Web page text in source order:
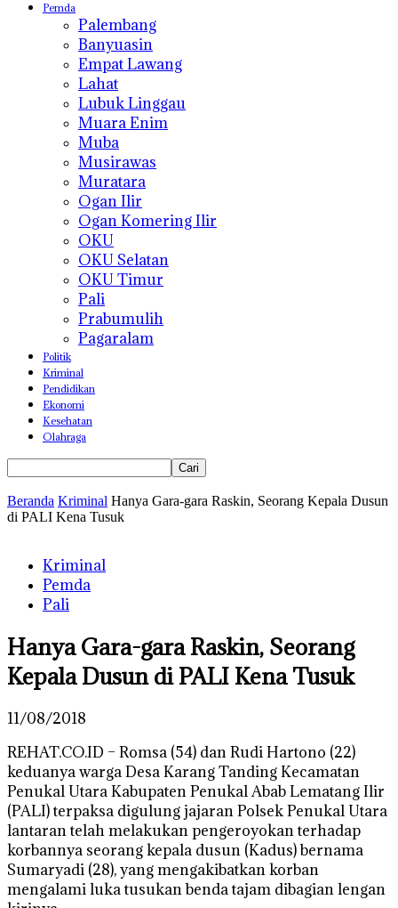
Pemda
Palembang
Banyuasin
Empat Lawang
Lahat
Lubuk Linggau
Muara Enim
Muba
Musirawas
Muratara
Ogan Ilir
Ogan Komering Ilir
OKU
OKU Selatan
OKU Timur
Pali
Prabumulih
Pagaralam
Politik
Kriminal
Pendidikan
Ekonomi
Kesehatan
Olahraga
Beranda Kriminal Hanya Gara-gara Raskin, Seorang Kepala Dusun
di PALI Kena Tusuk
Kriminal
Pemda
Pali
Hanya Gara-gara Raskin, Seorang
Kepala Dusun di PALI Kena Tusuk
11/08/2018
REHAT.CO.ID – Romsa (54) dan Rudi Hartono (22)
keduanya warga Desa Karang Tanding Kecamatan
Penukal Utara Kabupaten Penukal Abab Lematang Ilir
(PALI) terpaksa digulung jajaran Polsek Penukal Utara
lantaran telah melakukan pengeroyokan terhadap
korbannya seorang kepala dusun (Kadus) bernama
Sumaryadi (28), yang mengakibatkan korban
mengalami luka tusukan benda tajam dibagian lengan